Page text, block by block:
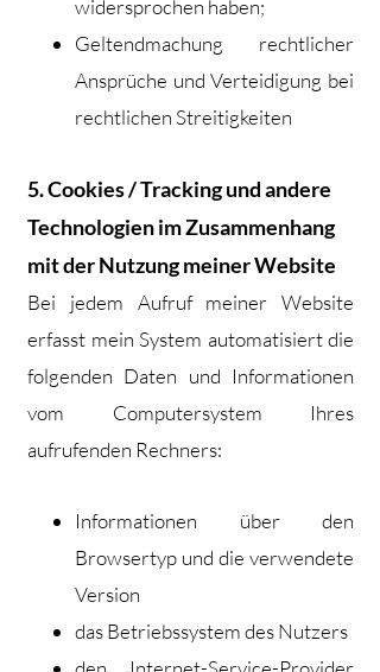
widersprochen haben;
Geltendmachung rechtlicher
Ansprüche und Verteidigung bei
rechtlichen Streitigkeiten
5. Cookies / Tracking und andere
Technologien im Zusammenhang
mit der Nutzung meiner Website
Bei jedem Aufruf meiner Website
erfasst mein System automatisiert die
folgenden Daten und Informationen
vom Computersystem Ihres
aufrufenden Rechners:
Informationen über den
Browsertyp und die verwendete
Version
das Betriebssystem des Nutzers